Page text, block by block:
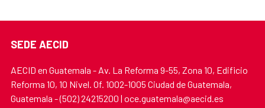
SEDE AECID
AECID en Guatemala - Av. La Reforma 9-55, Zona 10, Edificio
Reforma 10, 10 Nivel. Of. 1002-1005 Ciudad de Guatemala,
Guatemala - (502) 24215200 | oce.guatemala@aecid.es